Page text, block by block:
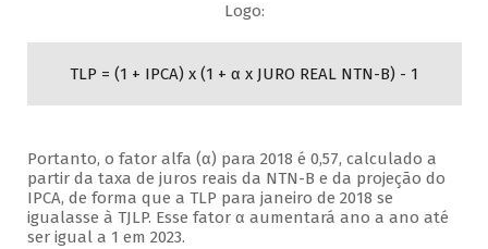
Logo:
TLP = (1 + IPCA) x (1 + α x JURO REAL NTN-B) - 1
Portanto, o fator alfa (α) para 2018 é 0,57, calculado a
partir da taxa de juros reais da NTN-B e da projeção do
IPCA, de forma que a TLP para janeiro de 2018 se
igualasse à TJLP. Esse fator α aumentará ano a ano até
ser igual a 1 em 2023.